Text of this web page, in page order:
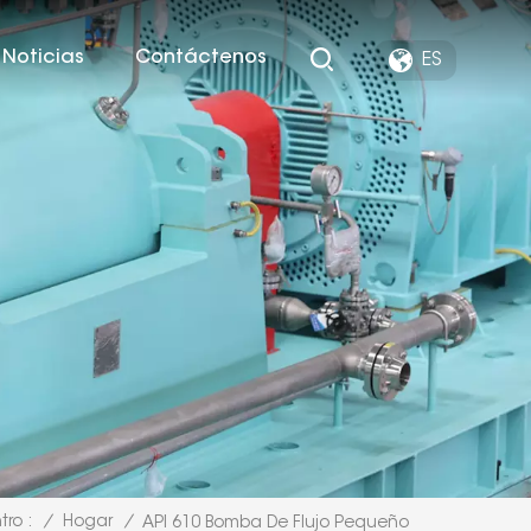
Noticias Contáctenos ES
: / Hogar / API 610 Bomba De Flujo Pequeño